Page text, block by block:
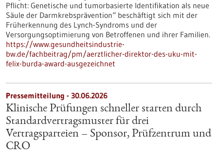
Pflicht: Genetische und tumorbasierte Identifikation als neue
Säule der Darmkrebsprävention“ beschäftigt sich mit der
Früherkennung des Lynch-​Syndroms und der
Versorgungsoptimierung von Betroffenen und ihrer Familien.
https://www.gesundheitsindustrie-
bw.de/fachbeitrag/pm/aerztlicher-direktor-des-uku-mit-
felix-burda-award-ausgezeichnet
Pressemitteilung - 30.06.2026
Klinische Prüfungen schneller starten durch
Standardvertragsmuster für drei
Vertragsparteien – Sponsor, Prüfzentrum und
CRO